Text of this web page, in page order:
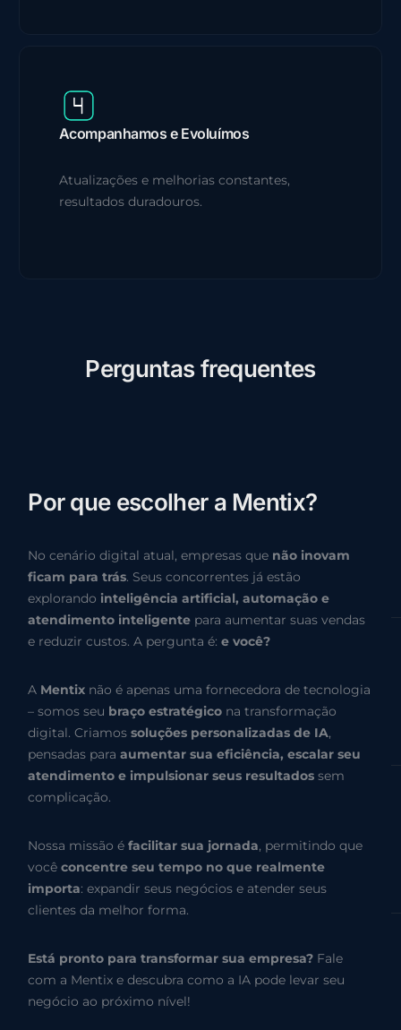
Acompanhamos e Evoluímos
Atualizações e melhorias constantes,
resultados duradouros.
Perguntas frequentes
Por que escolher a Mentix?
No cenário digital atual, empresas que não inovam
ficam para trás. Seus concorrentes já estão
explorando inteligência artificial, automação e
atendimento inteligente para aumentar suas vendas
e reduzir custos. A pergunta é:e você?
A Mentix não é apenas uma fornecedora de tecnologia
– somos seu braço estratégico na transformação
digital. Criamossoluções personalizadas de IA,
pensadas paraaumentar sua eficiência, escalar seu
atendimento e impulsionar seus resultados sem
complicação.
Nossa missão éfacilitar sua jornada, permitindo que
vocêconcentre seu tempo no que realmente
importa: expandir seus negócios e atender seus
clientes da melhor forma.
Está pronto para transformar sua empresa? Fale
com a Mentix e descubra como a IA pode levar seu
negócio ao próximo nível!